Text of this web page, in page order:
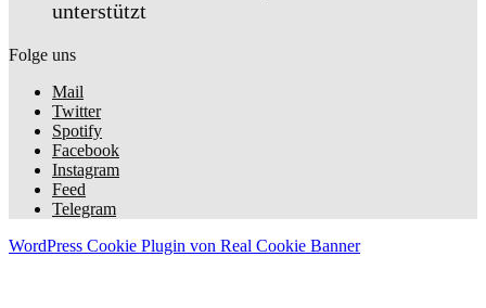
unterstützt
Folge uns
Mail
Twitter
Spotify
Facebook
Instagram
Feed
Telegram
WordPress Cookie Plugin von Real Cookie Banner